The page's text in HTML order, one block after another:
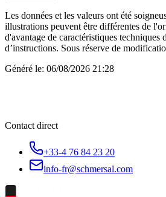
Les données et les valeurs ont été
illustrations peuvent être différentes de
d'avantage de caractéristiques techniques
d’instructions. Sous réserve de
Généré le: 06/08/2026 21:28
Contact direct
+33-4 76 84 23 20
info-fr@schmersal.com